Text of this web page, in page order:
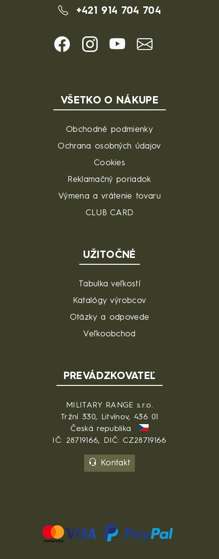
+421 914 704 704
VŠETKO O NÁKUPE
Obchodné podmienky
Ochrana osobných údajov
Cookies
Reklamačný poriadok
Výmena a vrátenie tovaru
CLUB CARD
UŽITOČNÉ
Tabulka veľkostí
Katalógy výrobcov
Otázky a odpovede
Veľkoobchod
PREVÁDZKOVATEĽ
MILITARY RANGE s.r.o.
Tržní 330, Litvínov, 436 01
Česká republika
IČ: 28719166, DIČ: CZ28719166
Kontakt